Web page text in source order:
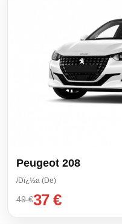
Peugeot 208
/Dï¿½a (De)
49 €37 €